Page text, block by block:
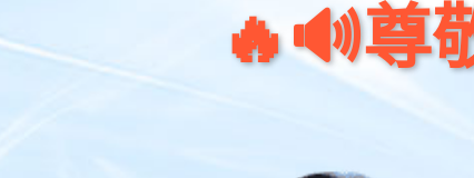
🔥🔊尊敬的客